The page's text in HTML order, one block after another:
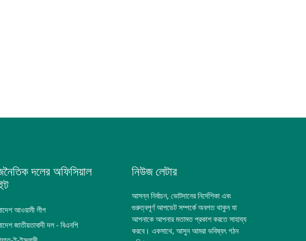
দলের অফিসিয়াল
আওয়ামী লীগ
জাতীয়তাবাদী দল - বিএনপি
নিউজ লেটার
আসন্ন নির্বাচন, ভোটদানের নির্দেশিকা এবং
গুরুত্বপূর্ণ আপডেট সম্পর্কে অবগত থাকুন যা
আপনাকে আপনার মতামত প্রকাশ করতে সাহায্য
করবে। একসাথে, আসুন আমরা ভবিষ্যৎ গঠন